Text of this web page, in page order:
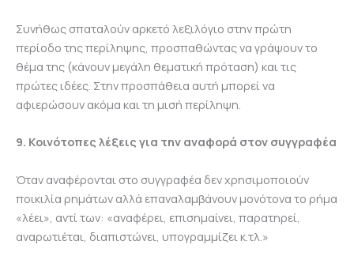
Συνήθως σπαταλούν αρκετό λεξιλόγιο στην πρώτη
περίοδο της περίληψης, προσπαθώντας να γράψουν το
θέμα της (κάνουν μεγάλη θεματική πρόταση) και τις
πρώτες ιδέες. Στην προσπάθεια αυτή μπορεί να
αφιερώσουν ακόμα και τη μισή περίληψη.
9. Κοινότοπες λέξεις για την αναφορά στον συγγραφέα
Όταν αναφέρονται στο συγγραφέα δεν χρησιμοποιούν
ποικιλία ρημάτων αλλά επαναλαμβάνουν μονότονα το ρήμα
«λέει», αντί των: «αναφέρει, επισημαίνει, παρατηρεί,
αναρωτιέται, διαπιστώνει, υπογραμμίζει κ.τλ.»